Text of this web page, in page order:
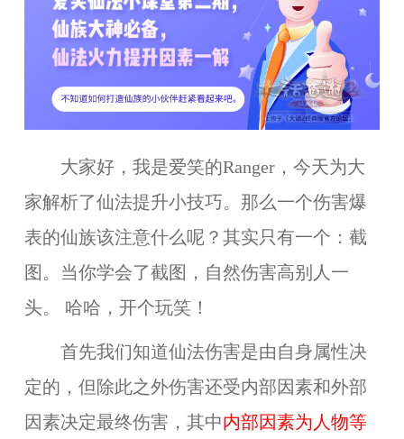
大家好，我是爱笑的Ranger，今天为大
家解析了仙法提升小技巧。那么一个伤害爆
表的仙族该注意什么呢？其实只有一个：截
图。当你学会了截图，自然伤害高别人一
头。 哈哈，开个玩笑！
首先我们知道仙法伤害是由自身属性决
定的，但除此之外伤害还受内部因素和外部
因素决定最终伤害，其中内部因素为人物等